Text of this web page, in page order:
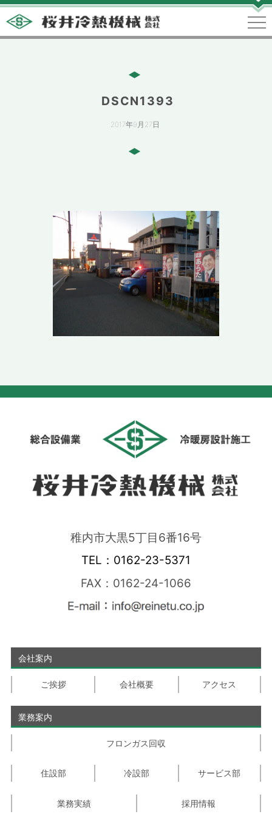
DSCN1393
2017年9月27日
稚内市大黒5丁目6番16号
TEL：0162-23-5371
FAX：0162-24-1066
会社案内
ご挨拶 会社概要 アクセス
業務案内
フロンガス回収
住設部 冷設部 サービス部
業務実績 採用情報